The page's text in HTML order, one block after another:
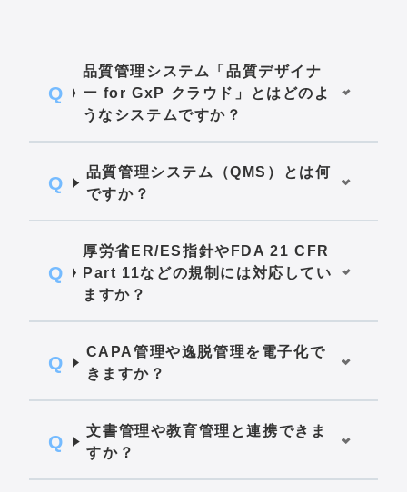
品質管理システム「品質デザイナ
ー for GxP クラウド」とはどのよ
うなシステムですか？
品質管理システム（QMS）とは何
ですか？
厚労省ER/ES指針やFDA 21 CFR
Part 11などの規制には対応してい
ますか？
CAPA管理や逸脱管理を電子化で
きますか？
文書管理や教育管理と連携できま
すか？